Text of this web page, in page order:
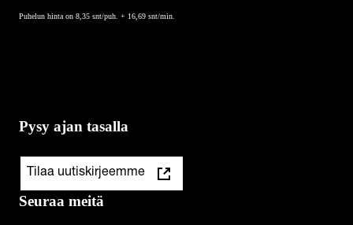
Puhelun hinta on 8,35 snt/puh. + 16,69 snt/min.
Pysy ajan tasalla
Tilaa uutiskirjeemme
Seuraa meitä